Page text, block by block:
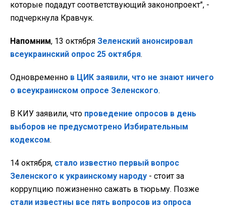
которые подадут соответствующий законопроект", -
подчеркнула Кравчук.
Напомним, 13 октября Зеленский анонсировал
всеукраинский опрос 25 октября.
Одновременно в ЦИК заявили, что не знают ничего
о всеукраинском опросе Зеленского.
В КИУ заявили, что проведение опросов в день
выборов не предусмотрено Избирательным
кодексом.
14 октября, стало известно первый вопрос
Зеленского к украинскому народу - стоит за
коррупцию пожизненно сажать в тюрьму. Позже
стали известны все пять вопросов из опроса